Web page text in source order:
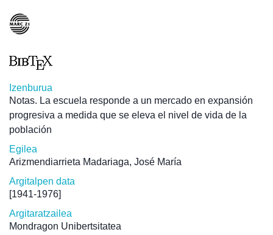
Izenburua
Notas. La escuela responde a un mercado en expansión
progresiva a medida que se eleva el nivel de vida de la
población
Egilea
Arizmendiarrieta Madariaga, José María
Argitalpen data
[1941-1976]
Argitaratzailea
Mondragon Unibertsitatea